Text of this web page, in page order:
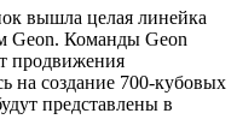
вышла целая линейка
Geon. Команды Geon
продвижения
на создание 700-кубовых
представлены в